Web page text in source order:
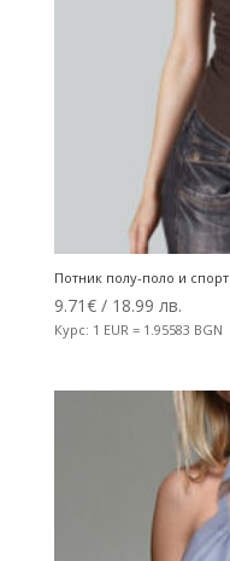
Потник полу-поло и
9.71€/ 18.99 лв.
Курс: 1 EUR = 1.95583 BGN